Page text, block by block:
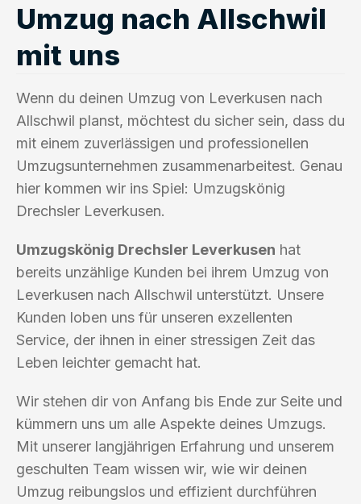
Umzug nach Allschwil
mit uns
Wenn du deinen Umzug von Leverkusen nach
Allschwil planst, möchtest du sicher sein, dass du
mit einem zuverlässigen und professionellen
Umzugsunternehmen zusammenarbeitest. Genau
hier kommen wir ins Spiel: Umzugskönig
Drechsler Leverkusen.
Umzugskönig Drechsler Leverkusen hat
bereits unzählige Kunden bei ihrem Umzug von
Leverkusen nach Allschwil unterstützt. Unsere
Kunden loben uns für unseren exzellenten
Service, der ihnen in einer stressigen Zeit das
Leben leichter gemacht hat.
Wir stehen dir von Anfang bis Ende zur Seite und
kümmern uns um alle Aspekte deines Umzugs.
Mit unserer langjährigen Erfahrung und unserem
geschulten Team wissen wir, wie wir deinen
Umzug reibungslos und effizient durchführen